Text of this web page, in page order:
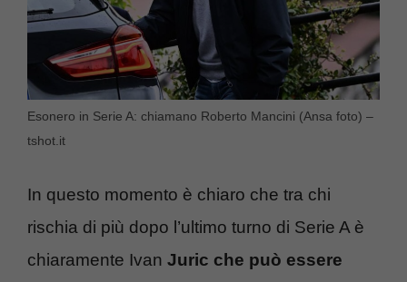
Esonero in Serie A: chiamano Roberto Mancini (Ansa foto) –
tshot.it
In questo momento è chiaro che tra chi
rischia di più dopo l’ultimo turno di Serie A è
chiaramente Ivan Juric che può essere